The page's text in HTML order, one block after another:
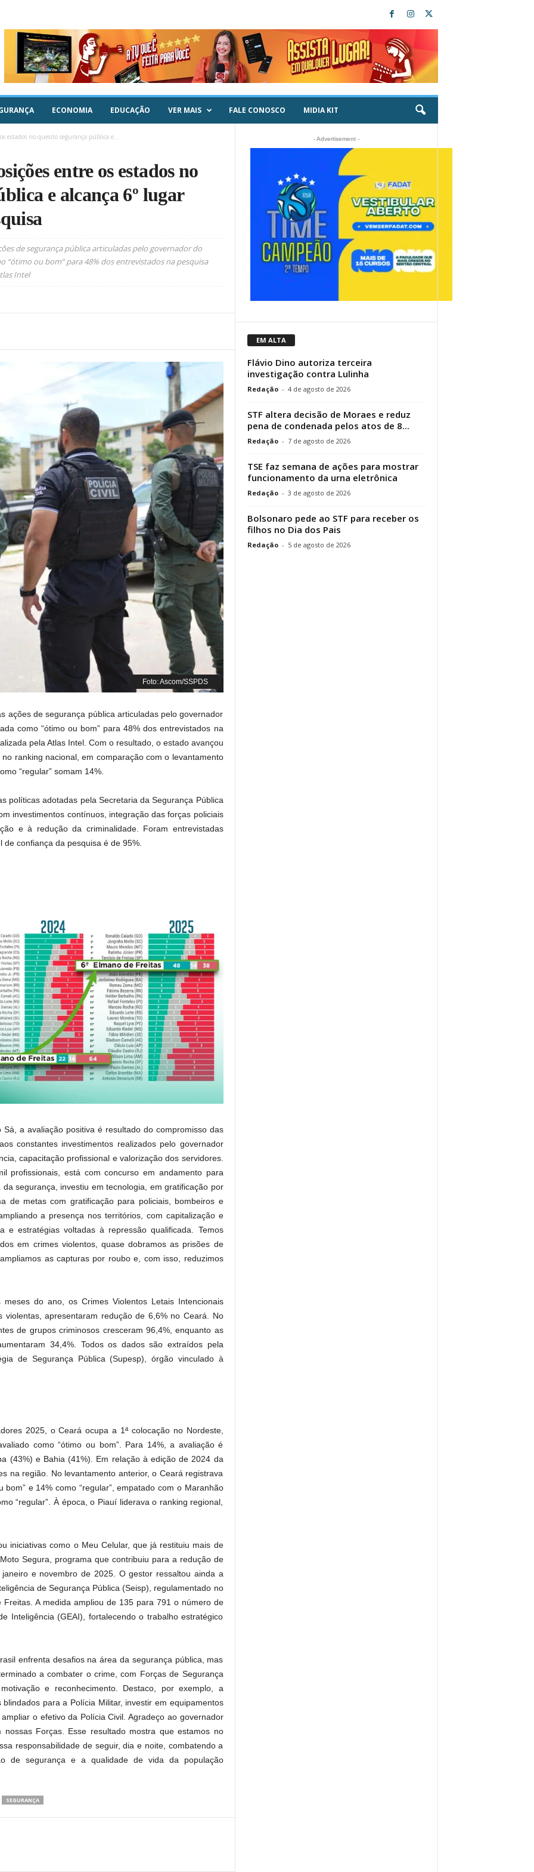
ECONOMIA EDUCAÇÃO VER MAIS FALE CONOSCO MIDIA KIT
estados no quesito segurança pública e...
entre os estados no
e alcança 6º lugar
de segurança pública articuladas pelo governador do
“ótimo ou bom” para 48% dos entrevistados na pesquisa
Intel
Foto: Ascom/SSPDS
ações de segurança pública articuladas pelo governador
como “ótimo ou bom” para 48% dos entrevistados na
pela Atlas Intel. Com o resultado, o estado avançou
ranking nacional, em comparação com o levantamento
“regular” somam 14%.
políticas adotadas pela Secretaria da Segurança Pública
investimentos contínuos, integração das forças policiais
e à redução da criminalidade. Foram entrevistadas
confiança da pesquisa é de 95%.
a avaliação positiva é resultado do compromisso das
constantes investimentos realizados pelo governador
capacitação profissional e valorização dos servidores.
profissionais, está com concurso em andamento para
segurança, investiu em tecnologia, em gratificação por
de metas com gratificação para policiais, bombeiros e
a presença nos territórios, com capitalização e
e estratégias voltadas à repressão qualificada. Temos
em crimes violentos, quase dobramos as prisões de
as capturas por roubo e, com isso, reduzimos
do ano, os Crimes Violentos Letais Intencionais
apresentaram redução de 6,6% no Ceará. No
de grupos criminosos cresceram 96,4%, enquanto as
34,4%. Todos os dados são extraídos pela
de Segurança Pública (Supesp), órgão vinculado à
2025, o Ceará ocupa a 1ª colocação no Nordeste,
como “ótimo ou bom”. Para 14%, a avaliação é
(43%) e Bahia (41%). Em relação à edição de 2024 da
na região. No levantamento anterior, o Ceará registrava
e 14% como “regular”, empatado com o Maranhão
“regular”. À época, o Piauí liderava o ranking regional,
iniciativas como o Meu Celular, que já restituiu mais de
Segura, programa que contribuiu para a redução de
e novembro de 2025. O gestor ressaltou ainda a
de Segurança Pública (Seisp), regulamentado no
A medida ampliou de 135 para 791 o número de
Inteligência (GEAI), fortalecendo o trabalho estratégico
enfrenta desafios na área da segurança pública, mas
a combater o crime, com Forças de Segurança
e reconhecimento. Destaco, por exemplo, a
para a Polícia Militar, investir em equipamentos
o efetivo da Polícia Civil. Agradeço ao governador
Forças. Esse resultado mostra que estamos no
responsabilidade de seguir, dia e noite, combatendo a
de segurança e a qualidade de vida da população
SEGURANÇA
- Advertisement -
EM ALTA
Flávio Dino autoriza terceira
investigação contra Lulinha
Redação - 4 de agosto de 2026
STF altera decisão de Moraes e reduz
pena de condenada pelos atos de 8...
Redação - 7 de agosto de 2026
TSE faz semana de ações para mostrar
funcionamento da urna eletrônica
Redação - 3 de agosto de 2026
Bolsonaro pede ao STF para receber os
filhos no Dia dos Pais
Redação - 5 de agosto de 2026